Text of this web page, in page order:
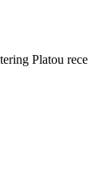
Platou rece